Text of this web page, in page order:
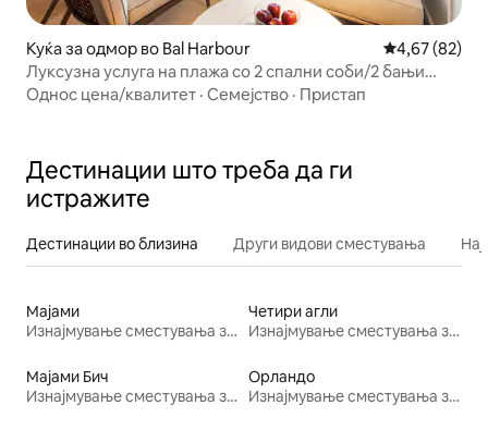
Куќа за одмор во Bal Harbour Просечна
4,67 (82)
Луксузна услуга на плажа со 2 спални соби/2 бањи
(1700 КВАДРАТНИ СТАПКИ)
Однос цена/квалитет · Семејство · Пристап
Дестинации што треба да ги
истражите
Дестинации во близина Други видови сместувања
Мајами
Изнајмување сместувања за одмор
Четири агли
Изнајмување сместувања за одмор
Мајами Бич
Изнајмување сместувања за одмор
Орландо
Изнајмување сместувања за одмор